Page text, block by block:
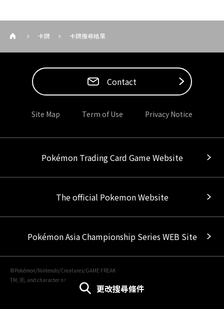
更改搜尋條件
卡牌 卡牌搜尋結果
Contact
Site Map Term of Use Privacy Notice
Pokémon Trading Card Game Website
The official Pokemon Website
Pokémon Asia Championship Series WEB Site
©Pokémon/Nintendo/Creatures/GAME FREAK
TM, Ⓡ, and character names are trademarks of Nintendo.